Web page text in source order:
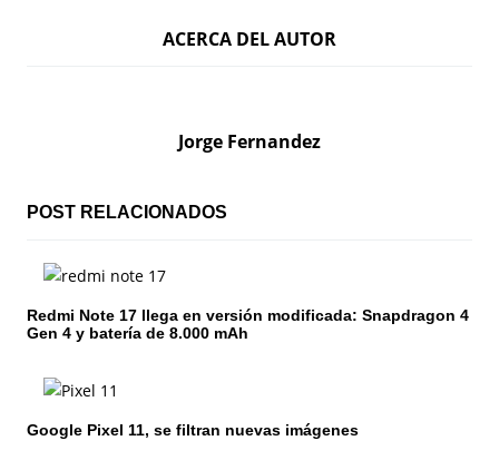
c
ó
n
d
e
ACERCA DEL AUTOR
Jorge Fernandez
POST RELACIONADOS
Redmi Note 17 llega en versión modificada: Snapdragon 4
Gen 4 y batería de 8.000 mAh
Google Pixel 11, se filtran nuevas imágenes